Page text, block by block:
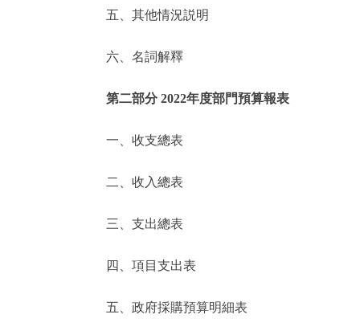
便民服務
仲介服務
政民互動
12345網上接訴即辦
參與調查
走進北京
北京概況
綠色北京
五、其他情況説明
六、名詞解釋
第二部分 2022年度部門預算報表
一、收支總表
二、收入總表
三、支出總表
四、項目支出表
五、政府採購預算明細表